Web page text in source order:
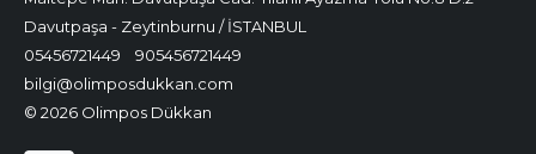
Davutpaşa - Zeytinburnu / İSTANBUL
05456721449
905456721449
bilgi@olimposdukkan.com
© 2026 Olimpos Dükkan